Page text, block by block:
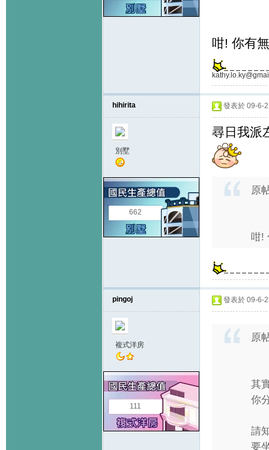
咁! 你有
hihirita
別墅
662
發表於 09-6-
尋日我派
原
咁!
pingoj
複式洋房
111
發表於 09-6-
原
其
你
請
要